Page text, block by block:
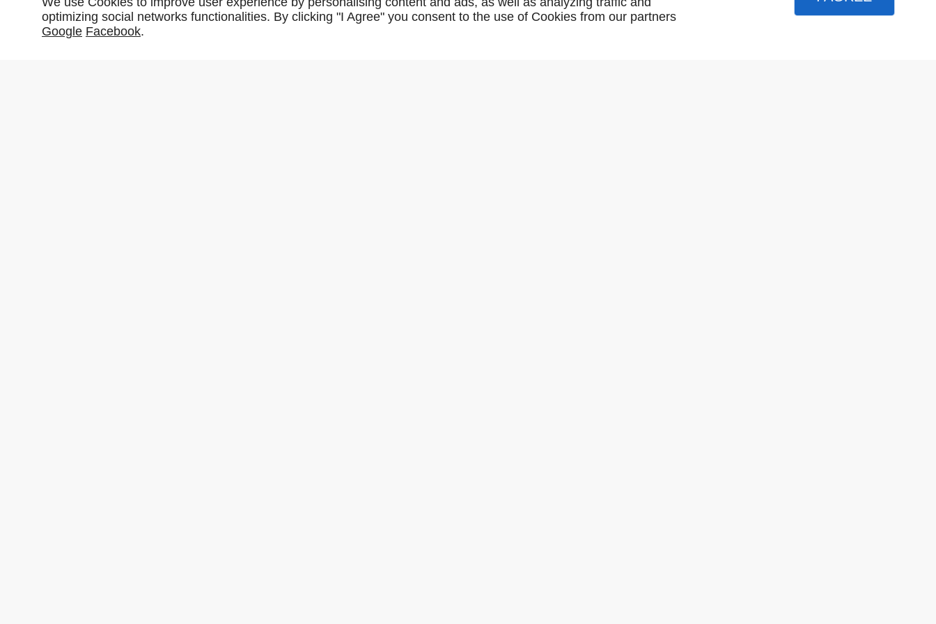
optimizing social networks functionalities. By clicking "I Agree" you consent to the use of Cookies from our partners
Google Facebook.